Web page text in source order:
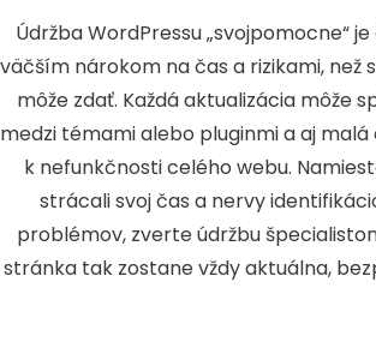
Údržba WordPressu „svojpomocne“
väčším nárokom na čas a rizikami, než
môže zdať. Každá aktualizácia môže
medzi témami alebo pluginmi a aj
k nefunkčnosti celého webu.
strácali svoj čas a nervy
problémov, zverte údržbu
stránka tak zostane vždy aktuálna,